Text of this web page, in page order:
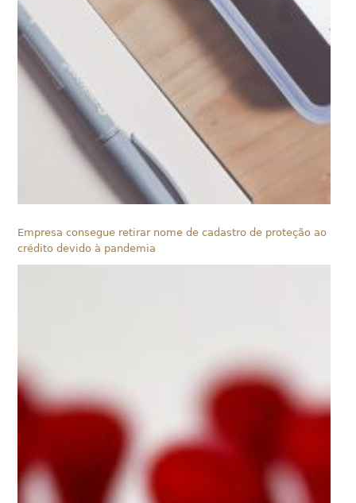
Empresa consegue retirar nome de cadastro de proteção ao
crédito devido à pandemia